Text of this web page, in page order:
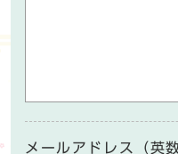
メールアドレス（英